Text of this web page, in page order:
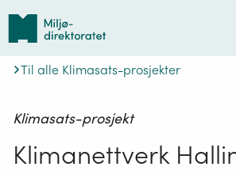
Tilbake
forsiden
Til alle Klimasats-prosjekter
Klimasats-prosjekt
Klimanettverk